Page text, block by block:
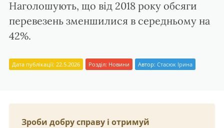
Наголошують, що від 2018 року обсяги
перевезень зменшилися в середньому на
42%.
Дата публікації: 22.5.2026 Розділ: Новини Автор: Стасюк Ірина
Зроби добру справу і отримуй